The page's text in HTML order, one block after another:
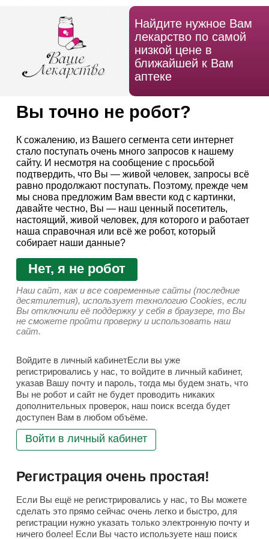
Найдите нужное Вам
лекарство по самой
низкой цене в
ближайшей к Вам
аптеке
Вы точно не робот?
К сожалению, из Вашего сегмента сети интернет
стало поступать очень много запросов к нашему
сайту. И несмотря на сообщение с просьбой
подтвердить, что Вы — живой человек, запросы всё
равно продолжают поступать. Поэтому, прежде чем
мы снова предложим Вам ввести код с картинки,
давайте честно, Вы — наш ценный посетитель,
настоящий, живой человек, для которого и работает
наша справочная или всё же робот, который
собирает наши данные?
Нет, я не робот
Наш сайт, как и все современные сайты (последние
десятилетия), использует технологию Cookies, если
Вы отключили её поддержку у себя в браузере, то Вы
не сможете пройти проверку и использовать наш
сайт.
Войдите в личный кабинетЕсли вы уже
регистрировались у нас, то войдите в личный кабинет,
указав Вашу почту и пароль, тогда мы будем знать, что
Вы не робот и сайт не будет проводить никаких
дополнительных проверок, наш поиск всегда будет
доступен Вам в любом объёме.
Войти в личный кабинет
Регистрация очень простая!
Если Вы ещё не регистрировались у нас, то Вы можете
сделать это прямо сейчас очень легко и быстро, для
регистрации нужно указать только электронную почту и
ничего более! Если Вы часто используете наш поиск